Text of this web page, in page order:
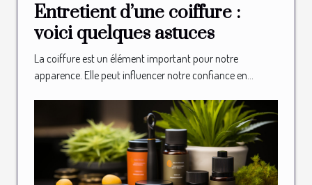
Entretient d’une coiffure :
voici quelques astuces
La coiffure est un élément important pour notre
apparence. Elle peut influencer notre confiance en...